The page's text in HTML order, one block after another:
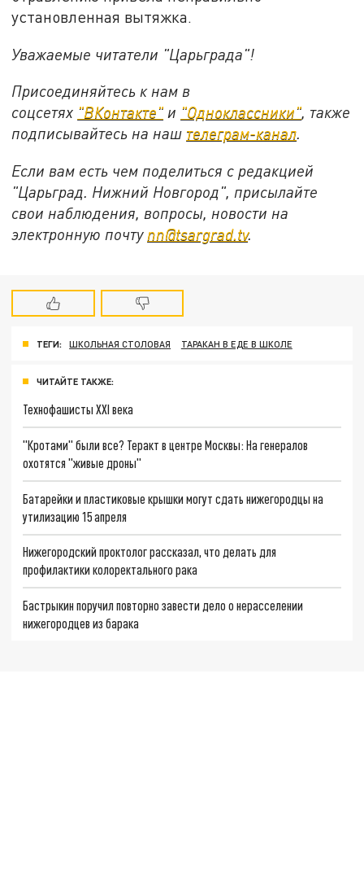
установленная вытяжка.
Уважаемые читатели "Царьграда"!
Присоединяйтесь к нам в
соцсетях "ВКонтакте" и "Одноклассники", также
подписывайтесь на наш телеграм-канал.
Если вам есть чем поделиться с редакцией
"Царьград. Нижний Новгород", присылайте
свои наблюдения, вопросы, новости на
электронную почту nn@tsargrad.tv.
ТЕГИ: ШКОЛЬНАЯ СТОЛОВАЯ ТАРАКАН В ЕДЕ В ШКОЛЕ
ЧИТАЙТЕ ТАКЖЕ:
Технофашисты XXI века
"Кротами" были все? Теракт в центре Москвы: На генералов
охотятся "живые дроны"
Батарейки и пластиковые крышки могут сдать нижегородцы на
утилизацию 15 апреля
Нижегородский проктолог рассказал, что делать для
профилактики колоректального рака
Бастрыкин поручил повторно завести дело о нерасселении
нижегородцев из барака